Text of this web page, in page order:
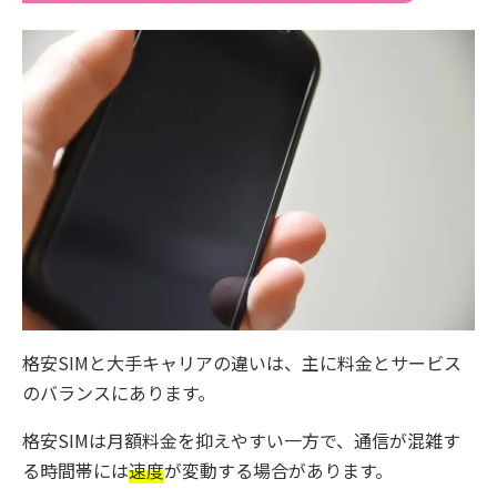
格安SIMと大手キャリアの違いは、主に料金とサービス
のバランスにあります。
格安SIMは月額料金を抑えやすい一方で、通信が混雑す
る時間帯には速度が変動する場合があります。